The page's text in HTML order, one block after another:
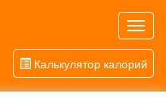
Калькулятор калорий